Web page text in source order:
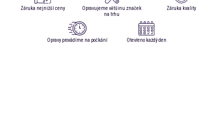
Záruka nejnižší ceny
Opravujeme většinu značek
na trhu
Záruka kvality
Opravy provádíme na počkání Otevřeno každý den